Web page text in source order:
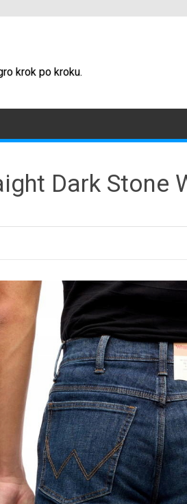
krok po kroku.
Dark Stone